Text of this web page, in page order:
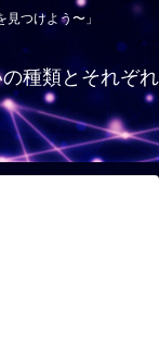
つけよう〜」
種類とそれぞれ